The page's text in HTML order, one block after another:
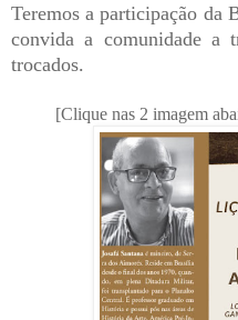
Teremos a participação da
convida a comunidade a
trocados.
[Clique nas 2 imagem